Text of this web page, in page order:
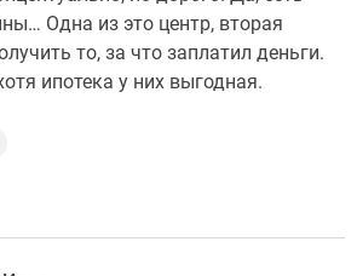
Одна из это центр, вторая
то, за что заплатил деньги.
ипотека у них выгодная.